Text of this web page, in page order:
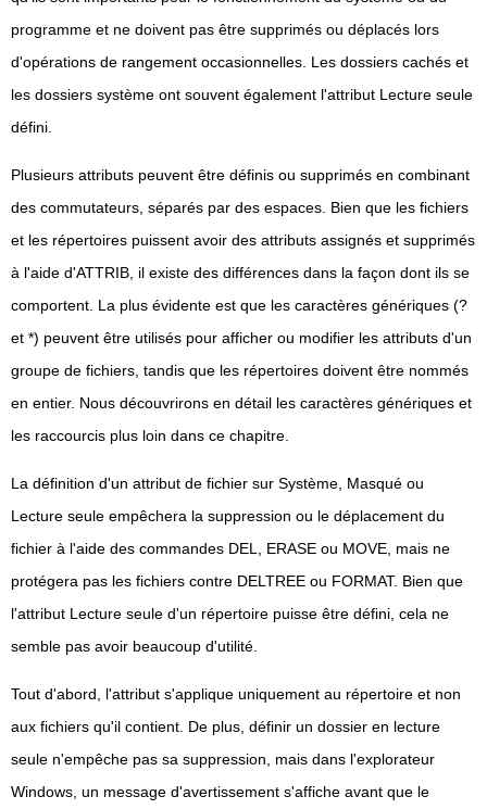
programme et ne doivent pas être supprimés ou déplacés lors
d'opérations de rangement occasionnelles. Les dossiers cachés et
les dossiers système ont souvent également l'attribut Lecture seule
défini.
Plusieurs attributs peuvent être définis ou supprimés en combinant
des commutateurs, séparés par des espaces. Bien que les fichiers
et les répertoires puissent avoir des attributs assignés et supprimés
à l'aide d'ATTRIB, il existe des différences dans la façon dont ils se
comportent. La plus évidente est que les caractères génériques (?
et *) peuvent être utilisés pour afficher ou modifier les attributs d'un
groupe de fichiers, tandis que les répertoires doivent être nommés
en entier. Nous découvrirons en détail les caractères génériques et
les raccourcis plus loin dans ce chapitre.
La définition d'un attribut de fichier sur Système, Masqué ou
Lecture seule empêchera la suppression ou le déplacement du
fichier à l'aide des commandes DEL, ERASE ou MOVE, mais ne
protégera pas les fichiers contre DELTREE ou FORMAT. Bien que
l'attribut Lecture seule d'un répertoire puisse être défini, cela ne
semble pas avoir beaucoup d'utilité.
Tout d'abord, l'attribut s'applique uniquement au répertoire et non
aux fichiers qu'il contient. De plus, définir un dossier en lecture
seule n'empêche pas sa suppression, mais dans l'explorateur
Windows, un message d'avertissement s'affiche avant que le